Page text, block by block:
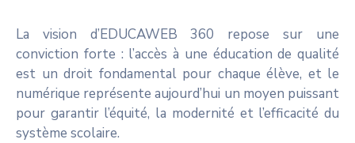
La vision d’EDUCAWEB 360 repose sur une
conviction forte : l’accès à une éducation de qualité
est un droit fondamental pour chaque élève, et le
numérique représente aujourd’hui un moyen puissant
pour garantir l’équité, la modernité et l’efficacité du
système scolaire.